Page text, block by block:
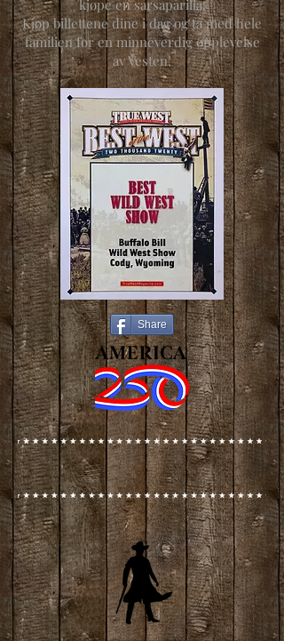
kjøpe en sarsaparilla.
Kjøp billettene dine i dag og ta med hele
familien for en minneverdig opplevelse
av Vesten!
Share